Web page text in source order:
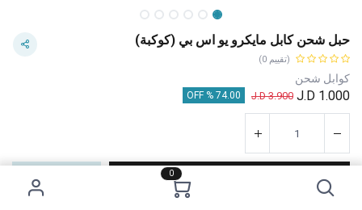
0
حبل شحن كابل مايكرو يو اس بي (كوكبة)
(تقييم 0)
كوابل شحن
1.000
3.900
J.D
74.00 % OFF
إضافة إلى عربة التسوق اشترِ الآن